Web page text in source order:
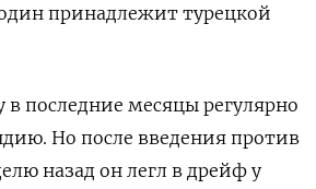
принадлежит турецкой
в последние месяцы регулярно
Но после введения против
назад он легл в дрейф у